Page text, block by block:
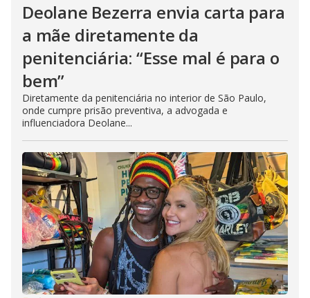
Deolane Bezerra envia carta para
a mãe diretamente da
penitenciária: “Esse mal é para o
bem”
Diretamente da penitenciária no interior de São Paulo,
onde cumpre prisão preventiva, a advogada e
influenciadora Deolane...